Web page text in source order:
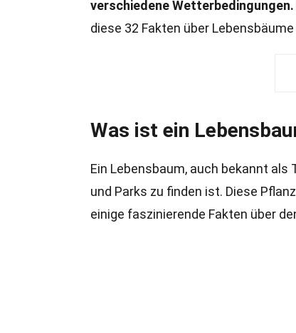
verschiedene Wetterbedingungen.
diese 32 Fakten über
Was ist ein
Ein Lebensbaum, auch bekannt
und Parks zu finden ist. Diese
einige faszinierende Fakten über